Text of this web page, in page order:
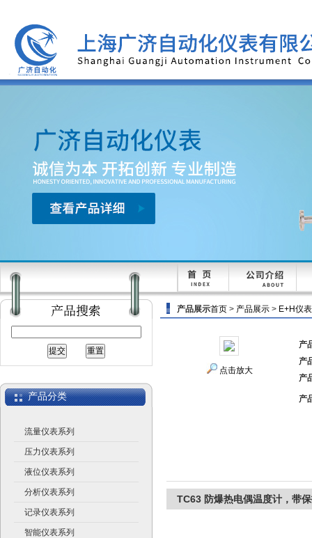
产品分类
流量仪表系列
压力仪表系列
液位仪表系列
分析仪表系列
记录仪表系列
智能仪表系列
产品展示首页 > 产品展示 > E+H仪表
点击放大
产
产
产
产
TC63 防爆热电偶温度计，带